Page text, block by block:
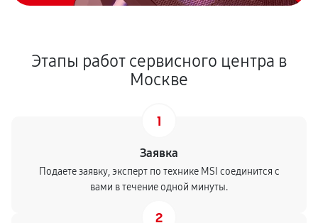
Этапы работ сервисного центра в
Москве
1
Заявка
Подаете заявку, эксперт по технике MSI соединится с
вами в течение одной минуты.
2